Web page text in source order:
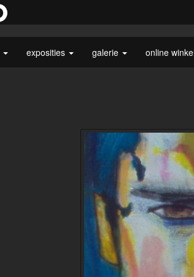
exposities galerie online